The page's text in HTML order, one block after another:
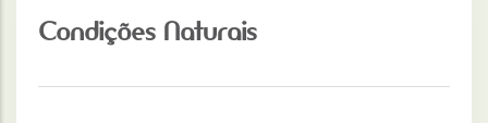
Condições Naturais